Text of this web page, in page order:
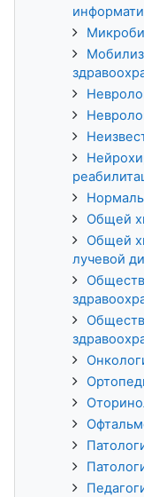
Общей
Общей
лучевой